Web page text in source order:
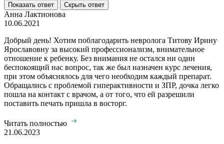
Показать ответ Скрыть ответ
Анна Лактионова
10.06.2021
Добрый день! Хотим поблагодарить невролога Титову Ирину
Ярославовну за высокий профессионализм, внимательное
отношение к ребенку. Без внимания не остался ни один
беспокоящий нас вопрос, так же был назначен курс лечения,
при этом объяснялось для чего необходим каждый препарат.
Обращались с проблемой гиперактивности и ЗПР, дочка легко
пошла на контакт с врачом, а от того, что ей разрешили
поставить печать пришла в восторг.
Читать полностью
21.06.2023